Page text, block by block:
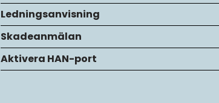
Ledningsanvisning
Skadeanmälan
Aktivera HAN-port